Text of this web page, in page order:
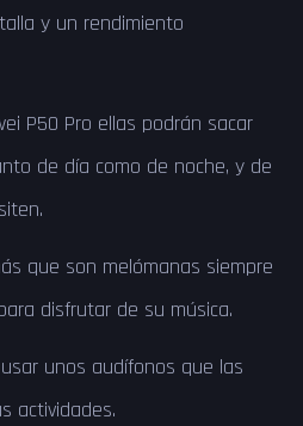
y un rendimiento
P50 Pro ellas podrán sacar
de día como de noche, y de
que son melómanas siempre
disfrutar de su música.
unos audífonos que las
actividades.